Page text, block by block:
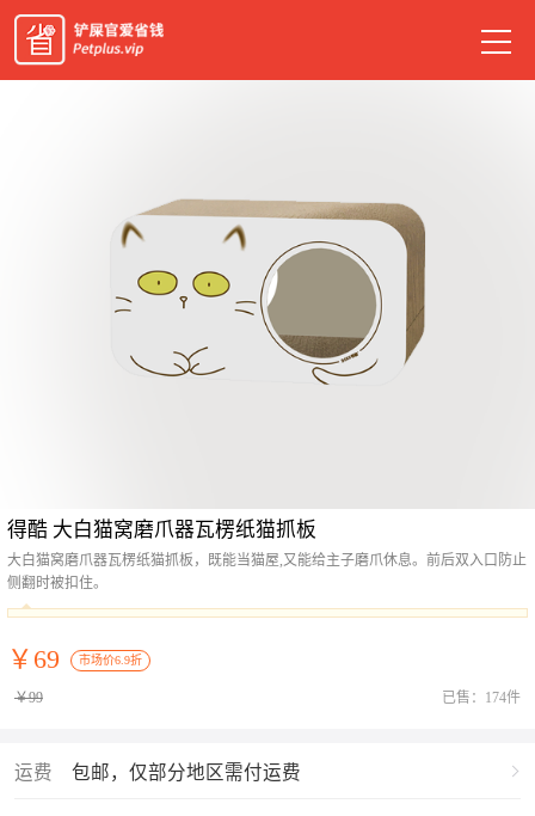
得酷 大白猫窝磨爪器瓦楞纸猫抓板
大白猫窝磨爪器瓦楞纸猫抓板，既能当猫屋,又能给主子磨爪休息。前后双入口防止
侧翻时被扣住。
￥69 市场价6.9折
￥99 已售：174件
运费 包邮，仅部分地区需付运费